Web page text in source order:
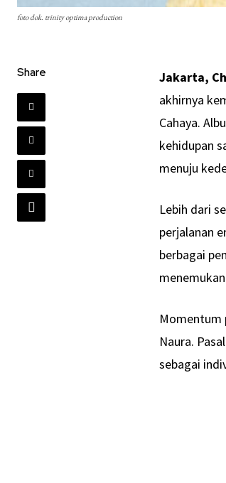
foto dok. trinity optima production
Share Jakarta,
akhirnya
Cahaya.
kehidupan
menuju
Lebih dari
perjalanan
berbagai
Momentum
Naura.
sebagai